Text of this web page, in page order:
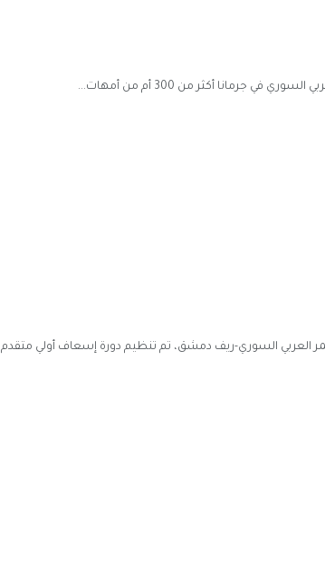
أكثر من 300 أم من أمهات...
العربي السوري-ريف دمشق، تم تنظيم دورة إسعاف أولي متقدم